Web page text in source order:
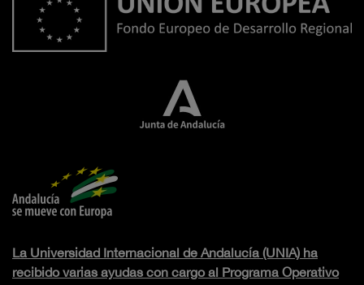
La Universidad Internacional de Andalucía (UNIA) ha
recibido varias ayudas con cargo al Programa Operativo